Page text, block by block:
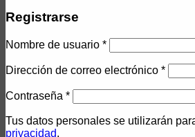
Registrarse
Nombre de usuario *
Dirección de correo electrónico *
Contraseña *
Tus datos personales se utilizarán
privacidad.